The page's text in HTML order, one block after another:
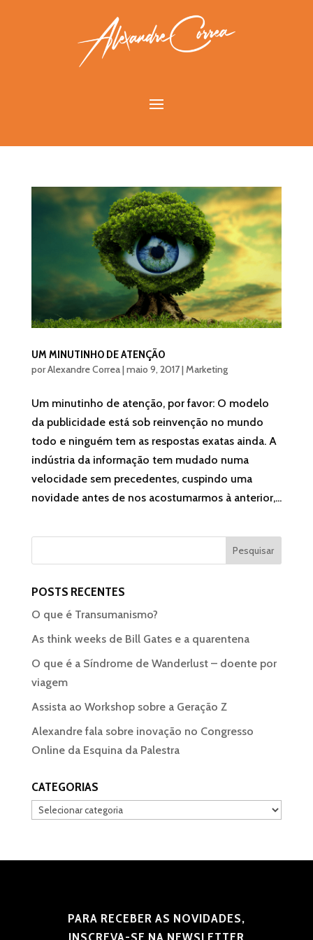
UM MINUTINHO DE ATENÇÃO
porAlexandre Correa|maio 9, 2017|Marketing
Um minutinho de atenção, por favor: O modelo
da publicidade está sob reinvenção no mundo
todo e ninguém tem as respostas exatas ainda. A
indústria da informação tem mudado numa
velocidade sem precedentes, cuspindo uma
novidade antes de nos acostumarmos à anterior,...
POSTS RECENTES
O que é Transumanismo?
As think weeks de Bill Gates e a quarentena
O que é a Síndrome de Wanderlust – doente por
viagem
Assista ao Workshop sobre a Geração Z
Alexandre fala sobre inovação no Congresso
Online da Esquina da Palestra
CATEGORIAS
Categorias
PARA RECEBER AS NOVIDADES,